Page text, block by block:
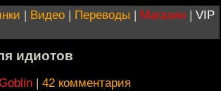
| Видео | Переводы | Магазин | VIP
идиотов
| 42 комментария